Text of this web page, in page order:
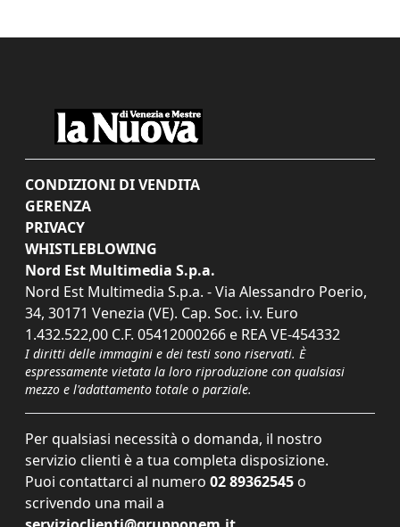
CONDIZIONI DI VENDITA
GERENZA
PRIVACY
WHISTLEBLOWING
Nord Est Multimedia S.p.a.
Nord Est Multimedia S.p.a. - Via Alessandro Poerio,
34, 30171 Venezia (VE). Cap. Soc. i.v. Euro
1.432.522,00 C.F. 05412000266 e REA VE-454332
I diritti delle immagini e dei testi sono riservati. È
espressamente vietata la loro riproduzione con qualsiasi
mezzo e l'adattamento totale o parziale.
Per qualsiasi necessità o domanda, il nostro
servizio clienti è a tua completa disposizione.
Puoi contattarci al numero 02 89362545 o
scrivendo una mail a